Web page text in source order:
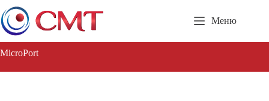
Перейти
к
сути
Меню
MicroPort